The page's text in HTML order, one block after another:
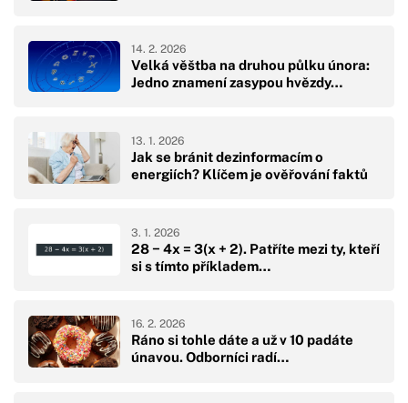
Velká věštba na druhou půlku února:
Jedno znamení zasypou hvězdy…
14. 2. 2026
Jak se bránit dezinformacím o
energiích? Klíčem je ověřování faktů
13. 1. 2026
28 − 4x = 3(x + 2). Patříte mezi ty, kteří
si s tímto příkladem…
3. 1. 2026
Ráno si tohle dáte a už v 10 padáte
únavou. Odborníci radí…
16. 2. 2026